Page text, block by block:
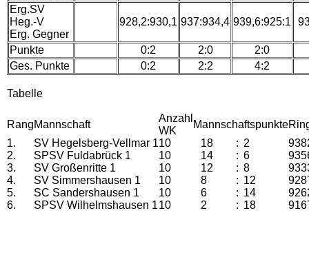
Erg.SV
Heg.-V
Erg. Gegner
928,2:930,1 937:934,4 939,6:925:1
Punkte 0:2 2:0
2:0
Ges. Punkte
0:2 2:2 4:2
Tabelle
RangMannschaft
Anzahl
WK
Mannschaftspunkte
1.
SV Hegelsberg-Vellmar 110 18 : 2
2.
SPSV Fuldabrück 1 10 14 : 6
3.
SV Großenritte 1 10 12 : 8
4.
SV Simmershausen 1 10 8 : 12
5.
SC Sandershausen 1 10 6 : 14
6.
SPSV Wilhelmshausen 110 2 : 18